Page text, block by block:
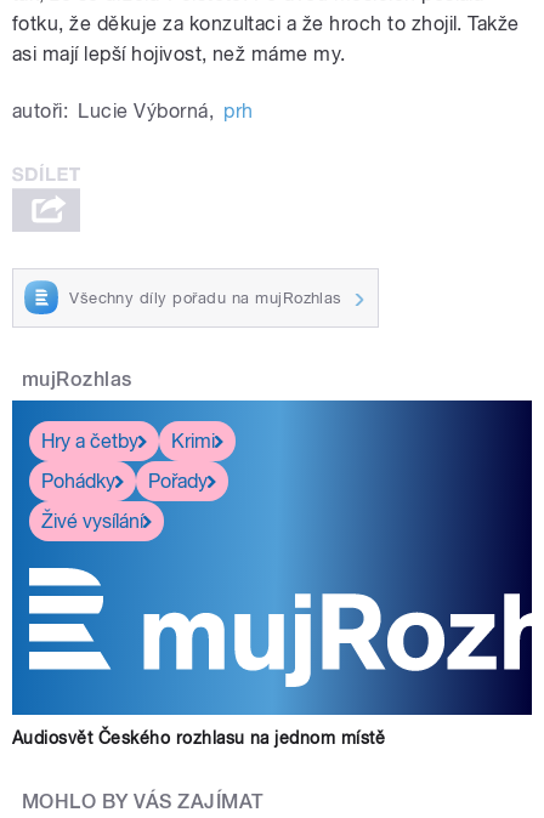
fotku, že děkuje za konzultaci a že hroch to zhojil. Takže
asi mají lepší hojivost, než máme my.
autoři: Lucie Výborná, prh
Všechny díly pořadu na mujRozhlas
mujRozhlas
Hry a četby
Krimi
Pohádky
Pořady
Živé vysílání
Audiosvět Českého rozhlasu na jednom místě
MOHLO BY VÁS ZAJÍMAT